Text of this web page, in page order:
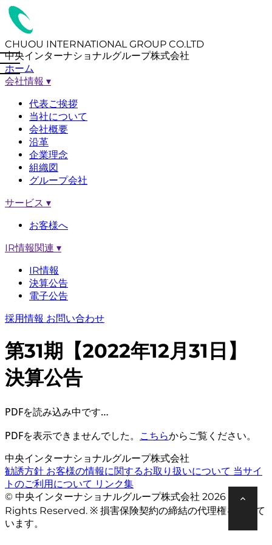
CHUOU INTERNATIONAL GROUP CO.LTD
中央インターナショナルグループ株式会社
ホーム
会社情報 ▾
代表ご挨拶
当社について
会社概要
沿革
企業理念
組織図
グループ会社
サービス ▾
お客様へ
IR情報関連 ▾
IR情報
決算公告
電子公告
採用情報 お問い合わせ
第31期【2022年12月31日】
決算公告
PDFを読み込み中です…
PDFを表示できませんでした。 こちらからご覧ください。
中央インターナショナルグループ株式会社
勧誘方針 お客様の情報に関するお取り扱いについて 当サイ
トのご利用について リンク集
© 中央インターナショナルグループ株式会社 2026 All
Rights Reserved. ※ 損害保険契約の締結の代理権を有して
います。